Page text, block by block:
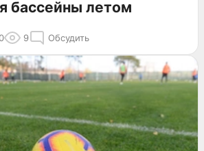
бассейны летом
9 Обсудить